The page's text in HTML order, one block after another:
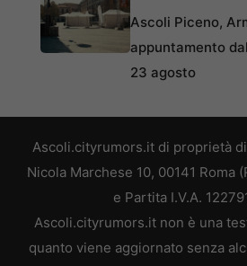
Ascoli Piceno,
appuntamento
23 agosto
Ascoli.cityrumors.it di proprietà
Nicola Marchese 10, 00141 Roma
e Partita I.V.A.
Ascoli.cityrumors.it non è una
quanto viene aggiornato senza